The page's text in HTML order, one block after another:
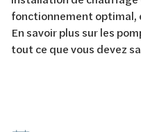
fonctionnement optimal,
En savoir plus sur les
tout ce que vous devez